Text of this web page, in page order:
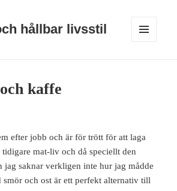
hållbar livsstil
kaffe
efter jobb och är för trött för att laga
mat-liv och då speciellt den
jag saknar verkligen inte hur jag mådde
och ost är ett perfekt alternativ till